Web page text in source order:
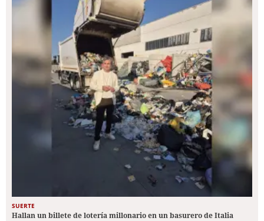
SUERTE
Hallan un billete de lotería millonario en un basurero de Italia